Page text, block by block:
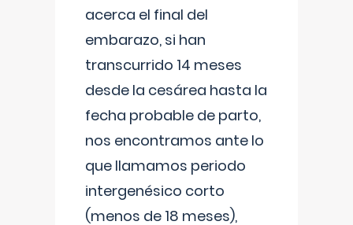
acerca el final del
embarazo, si han
transcurrido 14 meses
desde la cesárea hasta la
fecha probable de parto,
nos encontramos ante lo
que llamamos periodo
intergenésico corto
(menos de 18 meses),